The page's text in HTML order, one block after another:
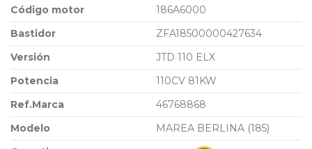
Código motor
186A6000
Bastidor
ZFA18500000427634
Versión
JTD 110 ELX
Potencia
110CV 81KW
Ref.Marca
46768868
Modelo
MAREA BERLINA (185)